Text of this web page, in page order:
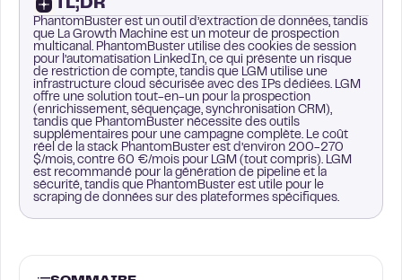
TL;DR
PhantomBuster est un outil d’extraction de données, tandis
que La Growth Machine est un moteur de prospection
multicanal. PhantomBuster utilise des cookies de session
pour l’automatisation LinkedIn, ce qui présente un risque
de restriction de compte, tandis que LGM utilise une
infrastructure cloud sécurisée avec des IPs dédiées. LGM
offre une solution tout-en-un pour la prospection
(enrichissement, séquençage, synchronisation CRM),
tandis que PhantomBuster nécessite des outils
supplémentaires pour une campagne complète. Le coût
réel de la stack PhantomBuster est d’environ 200-270
$/mois, contre 60 €/mois pour LGM (tout compris). LGM
est recommandé pour la génération de pipeline et la
sécurité, tandis que PhantomBuster est utile pour le
scraping de données sur des plateformes spécifiques.